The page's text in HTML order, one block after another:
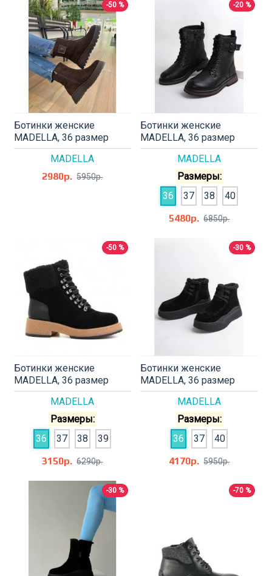
-50 %
MADELLA
Ботинки женские
MADELLA, 36 размер
2980р. 5950р.
-20 %
MADELLA
Ботинки женские
MADELLA, 36 размер
Размеры:
36
37 38
40
5480р. 6850р.
-50 %
MADELLA
Ботинки женские
MADELLA, 36 размер
Размеры:
36
37 38
39
3150р. 6290р.
-30 %
MADELLA
Ботинки женские
MADELLA, 36 размер
Размеры:
36
37
40
4170р. 5950р.
-30 % -70 %